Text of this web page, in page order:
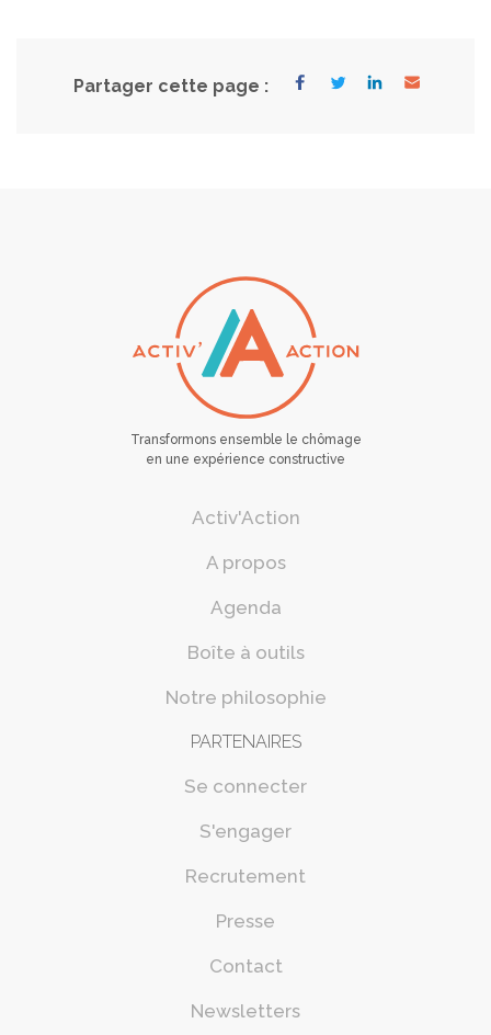
Partager cette page :
Transformons ensemble le chômage
en une expérience constructive
Activ'Action
A propos
Agenda
Boîte à outils
Notre philosophie
PARTENAIRES
Se connecter
S'engager
Recrutement
Presse
Contact
Newsletters